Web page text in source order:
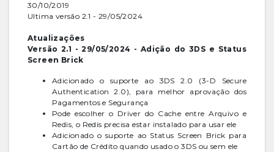
30/10/2019
Ultima versão 2.1 - 29/05/2024
Atualizações
Versão 2.1 - 29/05/2024 - Adição do 3DS e Status
Screen Brick
Adicionado o suporte ao 3DS 2.0 (3-D Secure
Authentication 2.0), para melhor aprovação dos
Pagamentos e Segurança
Pode escolher o Driver do Cache entre Arquivo e
Redis, o Redis precisa estar instalado para usar ele
Adicionado o suporte ao Status Screen Brick para
Cartão de Crédito quando usado o 3DS ou sem ele